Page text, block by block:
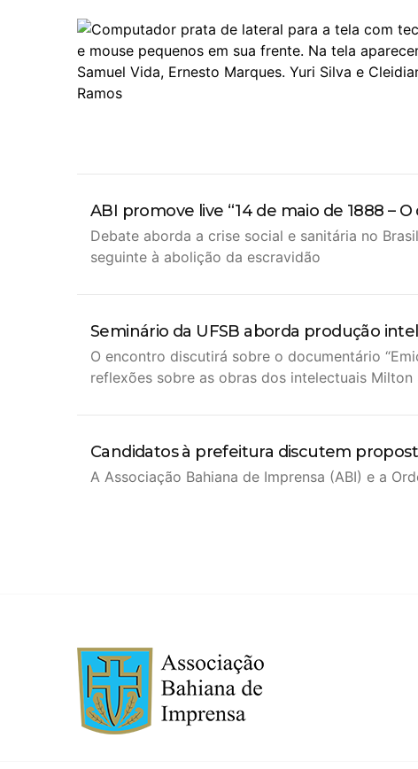
ABI promove live “14 de maio de 1888 –
Debate aborda a crise social e sanitária no
seguinte à abolição da escravidão
Seminário da UFSB aborda produção
O encontro discutirá sobre o documentário
reflexões sobre as obras dos intelectuais
Candidatos à prefeitura discutem
A Associação Bahiana de Imprensa (ABI) e a